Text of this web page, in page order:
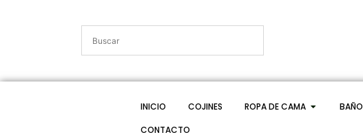
INICIO COJINES ROPA DE CAMA BAÑO
CONTACTO